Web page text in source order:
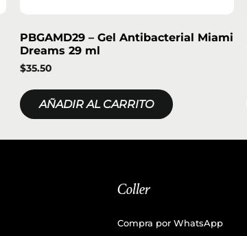
PBGAMD29 – Gel Antibacterial Miami
Dreams 29 ml
$35.50
AÑADIR AL CARRITO
Coller
Compra por WhatsApp